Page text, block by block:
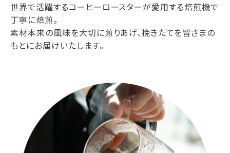
世界で活躍するコーヒーロースターが愛用する焙煎機で
丁寧に焙煎。
素材本来の風味を大切に煎りあげ、挽きたてを皆さまの
もとにお届けいたします。